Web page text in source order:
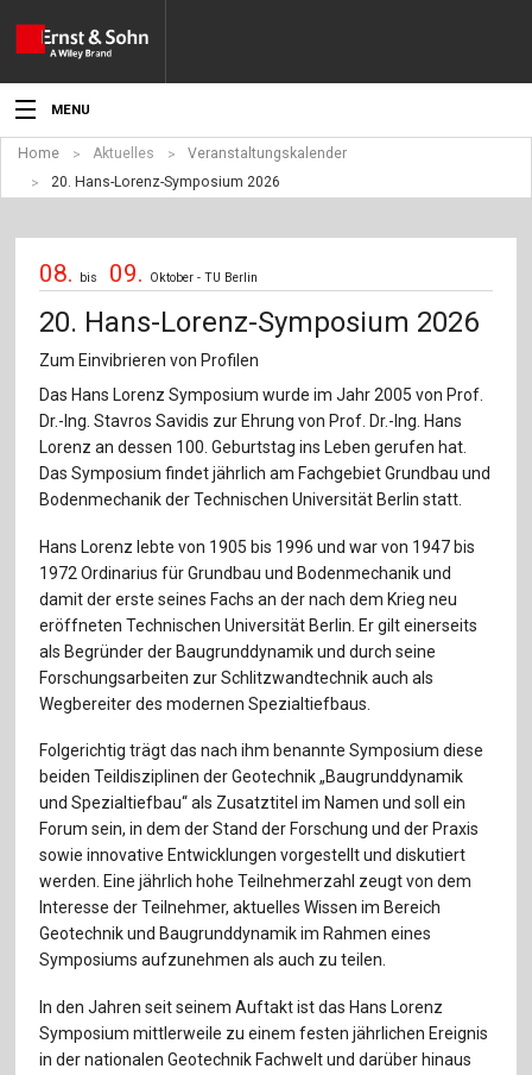
MENU
Aktuelles
Angebote
Fachgebiete
Werben
Service
Für Autor:innen
Verlag
Sprache / Language: DE Sprache / Language: EN
Home Aktuelles
Veranstaltungskalender
20. Hans-Lorenz-Symposium 2026
08. bis 09. Oktober - TU Berlin
20. Hans-Lorenz-Symposium 2026
Zum Einvibrieren von Profilen
Das Hans Lorenz Symposium wurde im Jahr 2005 von Prof.
Dr.-Ing. Stavros Savidis zur Ehrung von Prof. Dr.-Ing. Hans
Lorenz an dessen 100. Geburtstag ins Leben gerufen hat.
Das Symposium findet jährlich am Fachgebiet Grundbau und
Bodenmechanik der Technischen Universität Berlin statt.
Hans Lorenz lebte von 1905 bis 1996 und war von 1947 bis
1972 Ordinarius für Grundbau und Bodenmechanik und
damit der erste seines Fachs an der nach dem Krieg neu
eröffneten Technischen Universität Berlin. Er gilt einerseits
als Begründer der Baugrunddynamik und durch seine
Forschungsarbeiten zur Schlitzwandtechnik auch als
Wegbereiter des modernen Spezialtiefbaus.
Folgerichtig trägt das nach ihm benannte Symposium diese
beiden Teildisziplinen der Geotechnik „Baugrunddynamik
und Spezialtiefbau“ als Zusatztitel im Namen und soll ein
Forum sein, in dem der Stand der Forschung und der Praxis
sowie innovative Entwicklungen vorgestellt und diskutiert
werden. Eine jährlich hohe Teilnehmerzahl zeugt von dem
Interesse der Teilnehmer, aktuelles Wissen im Bereich
Geotechnik und Baugrunddynamik im Rahmen eines
Symposiums aufzunehmen als auch zu teilen.
In den Jahren seit seinem Auftakt ist das Hans Lorenz
Symposium mittlerweile zu einem festen jährlichen Ereignis
in der nationalen Geotechnik Fachwelt und darüber hinaus